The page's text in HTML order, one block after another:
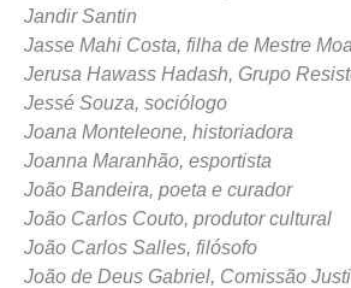
Jandir Santin
Jasse Mahi Costa, filha de Mestre Moa
Jerusa Hawass Hadash, Grupo
Jessé Souza, sociólogo
Joana Monteleone, historiadora
Joanna Maranhão, esportista
João Bandeira, poeta e curador
João Carlos Couto, produtor cultural
João Carlos Salles, filósofo
João de Deus Gabriel, Comissão